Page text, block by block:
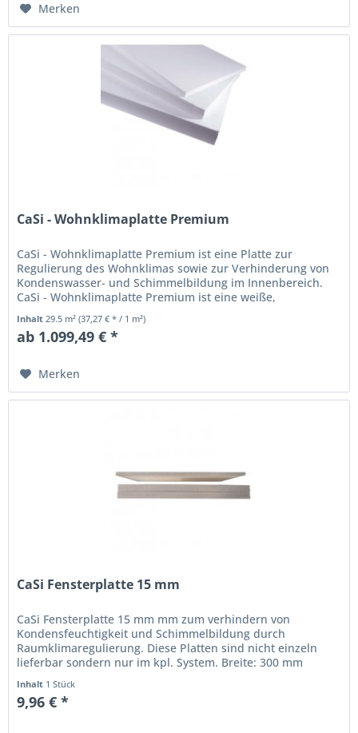
Merken
CaSi - Wohnklimaplatte Premium
CaSi - Wohnklimaplatte Premium ist eine Platte zur
Regulierung des Wohnklimas sowie zur Verhinderung von
Kondenswasser- und Schimmelbildung im Innenbereich.
CaSi - Wohnklimaplatte Premium ist eine weiße,
mineralische Platte auf...
Inhalt29.5 m²(37,27 € * / 1 m²)
ab 1.099,49 € *
Merken
CaSi Fensterplatte 15 mm
CaSi Fensterplatte 15 mm mm zum verhindern von
Kondensfeuchtigkeit und Schimmelbildung durch
Raumklimaregulierung. Diese Platten sind nicht einzeln
lieferbar sondern nur im kpl. System. Breite: 300 mm
Inhalt 1 Stück
9,96 € *